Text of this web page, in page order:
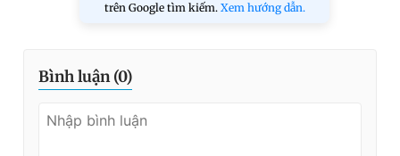
trên Google tìm kiếm. Xem hướng dẫn.
Bình luận (0)